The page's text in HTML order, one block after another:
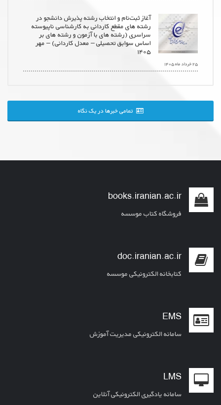
آغاز ثبت‌نام و انتخاب رشته پذیرش دانشجو در
رشته های مقطع کاردانی به کارشناسی ناپیوسته
سراسری (رشته های با آزمون و رشته های بر
اساس سوابق تحصیلی – معدل کاردانی) – مهر
۱۴۰۵
۲۵ خرداد ماه ۱۴۰۵
تمامی خبرها در یک نگاه
books.iranian.ac.ir
فروشگاه کتاب موسسه
doc.iranian.ac.ir
کتابخانه الکترونیکی موسسه
EMS
سامانه الکترونیکی مدیریت آموزش
LMS
سامانه یادگیری الکترونیکی آنلاین